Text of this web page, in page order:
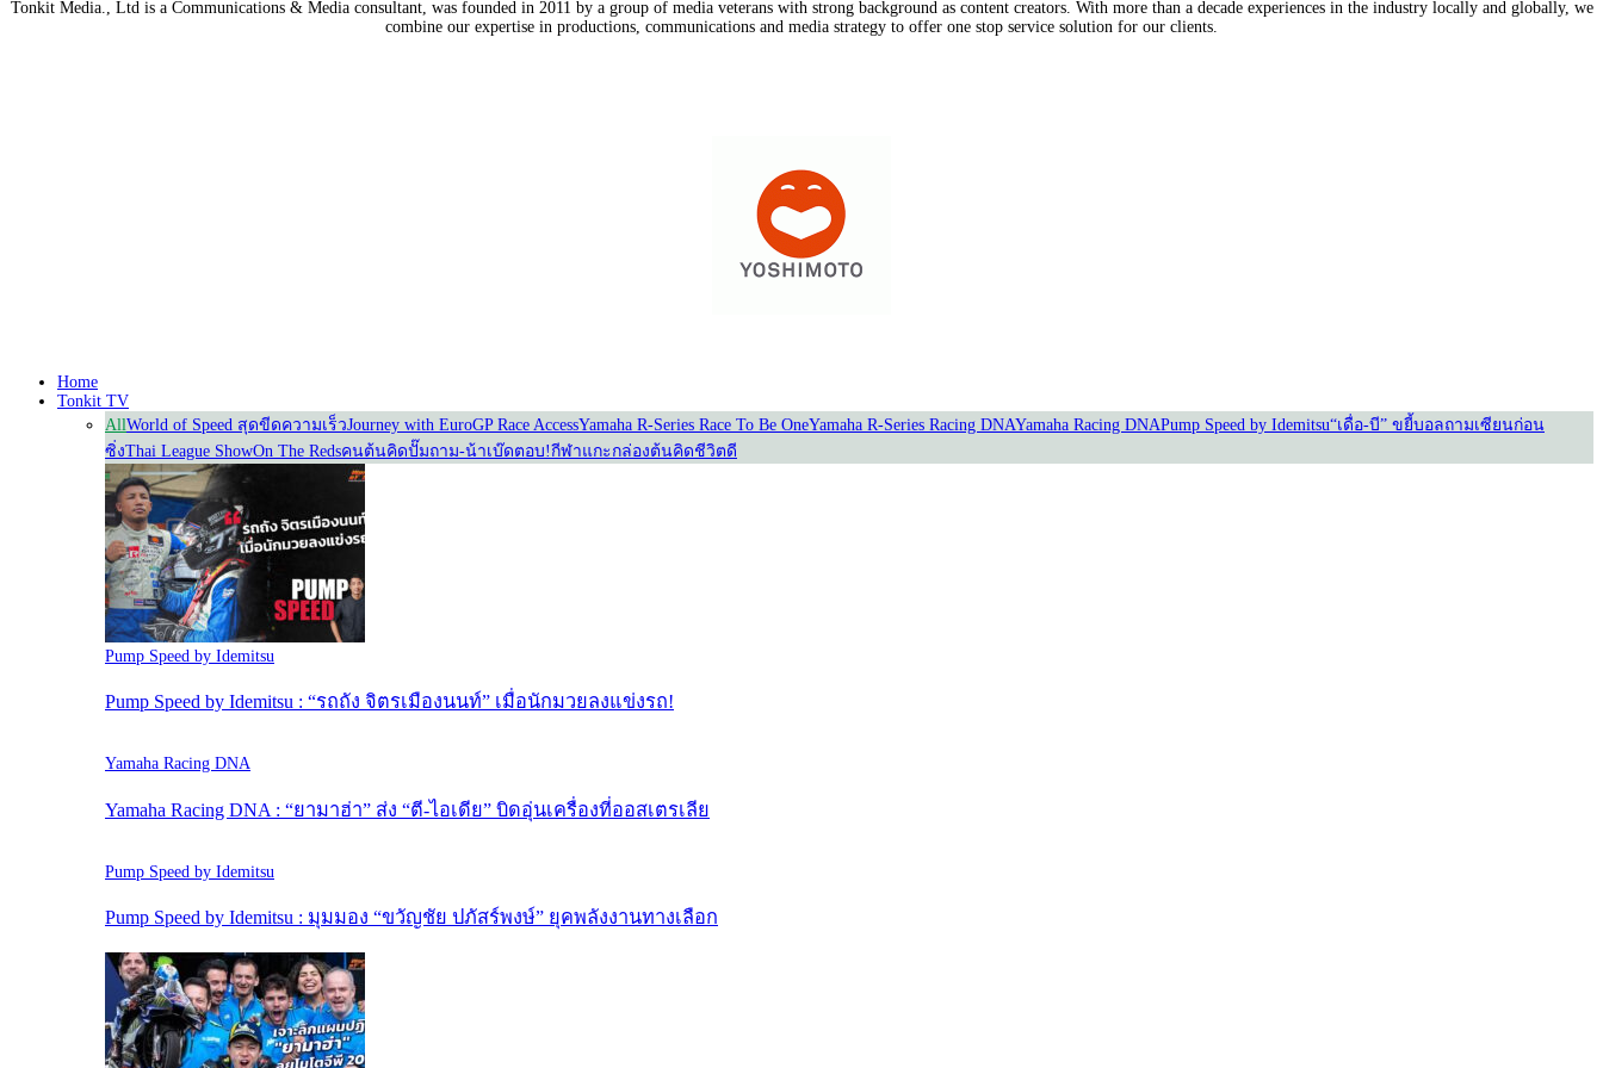
Tonkit Media., Ltd is a Communications & Media consultant, was founded in 2011 by a group of media veterans with strong background as content creators. With more than a decade experiences in the industry locally and globally, we
combine our expertise in productions, communications and media strategy to offer one stop service solution for our clients.
Home
Tonkit TV
AllWorld of Speed สุดขีดความเร็วJourney with EuroGP Race AccessYamaha R-Series Race To Be OneYamaha R-Series Racing DNAYamaha Racing DNAPump Speed by Idemitsu“เดื่อ-บี” ขยี้บอลถามเซียนก่อน
ซิ่งThai League ShowOn The Redsคนต้นคิดปั๊มถาม-น้าเบ๊ดตอบ!กีฬาแกะกล่องต้นคิดชีวิตดี
Pump Speed by Idemitsu
Pump Speed by Idemitsu : “รถถัง จิตรเมืองนนท์” เมื่อนักมวยลงแข่งรถ!
Yamaha Racing DNA
Yamaha Racing DNA : “ยามาฮ่า” ส่ง “ตี-ไอเดีย” บิดอุ่นเครื่องที่ออสเตรเลีย
Pump Speed by Idemitsu
Pump Speed by Idemitsu : มุมมอง “ขวัญชัย ปภัสร์พงษ์” ยุคพลังงานทางเลือก